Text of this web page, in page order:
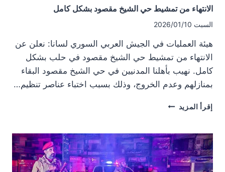
الانتهاء من تمشيط حي الشيخ مقصود بشكل كامل
السبت 2026/01/10
هيئة العمليات في الجيش العربي السوري لسانا: نعلن عن
الانتهاء من تمشيط حي الشيخ مقصود في حلب بشكل
كامل. نهيب بأهلنا المدنيين في حي الشيخ مقصود البقاء
بمنازلهم وعدم الخروج، وذلك بسبب اختباء عناصر تنظيم…
إقرأ المزيد الانتهاء
حي
الشيخ
مقصود
بشكل